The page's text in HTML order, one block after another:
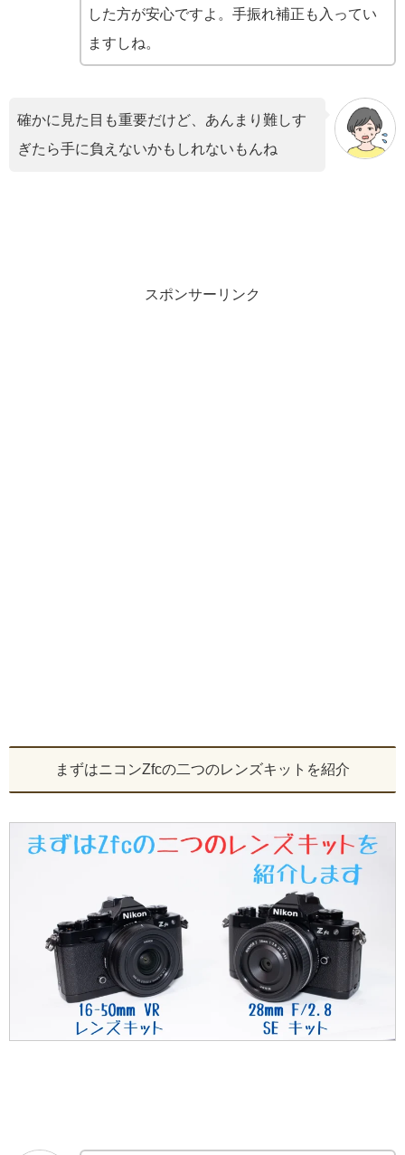
した方が安心ですよ。手振れ補正も入ってい
ますしね。
確かに見た目も重要だけど、あんまり難しす
ぎたら手に負えないかもしれないもんね
スポンサーリンク
まずはニコンZfcの二つのレンズキットを紹介